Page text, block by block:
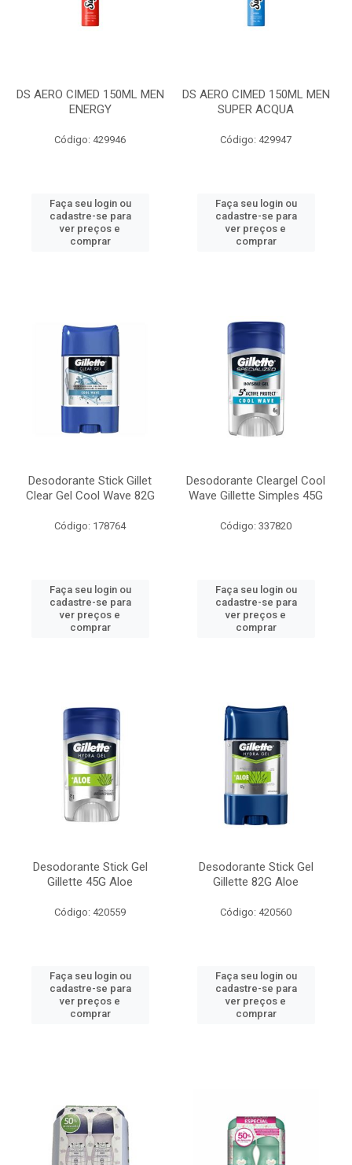
DS AERO CIMED 150ML MEN
ENERGY
Código: 429946
Faça seu login ou
cadastre-se para
ver preços e
comprar
DS AERO CIMED 150ML MEN
SUPER ACQUA
Código: 429947
Faça seu login ou
cadastre-se para
ver preços e
comprar
Desodorante Stick Gillet
Clear Gel Cool Wave 82G
Código: 178764
Faça seu login ou
cadastre-se para
ver preços e
comprar
Desodorante Cleargel Cool
Wave Gillette Simples 45G
Código: 337820
Faça seu login ou
cadastre-se para
ver preços e
comprar
Desodorante Stick Gel
Gillette 45G Aloe
Código: 420559
Faça seu login ou
cadastre-se para
ver preços e
comprar
Desodorante Stick Gel
Gillette 82G Aloe
Código: 420560
Faça seu login ou
cadastre-se para
ver preços e
comprar